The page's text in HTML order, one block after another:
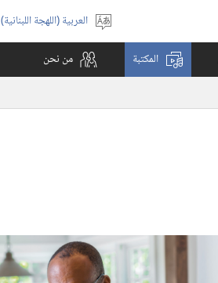
اختر
اللغة
العربية (اللهجة اللبنانية)
المكتبة من نحن